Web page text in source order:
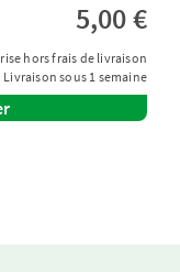
5,00 €
hors frais de livraison
Livraison sous 1 semaine